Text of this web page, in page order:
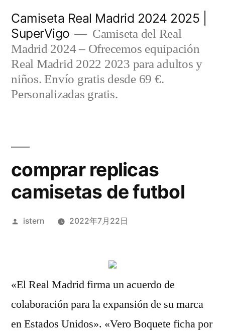
contenido
Camiseta Real Madrid 2024 2025 |
SuperVigo
Camiseta del Real
Madrid 2024 – Ofrecemos equipación
Real Madrid 2022 2023 para adultos y
niños. Envío gratis desde 69 €.
Personalizadas gratis.
comprar replicas
camisetas de futbol
Publicado
istern 2022年7月22日
«El Real Madrid firma un acuerdo de
colaboración para la expansión de su marca
en Estados Unidos». «Vero Boquete ficha por